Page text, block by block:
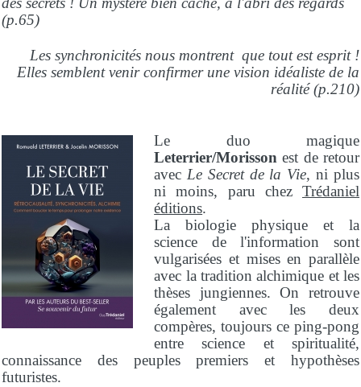
(p.65)
Les synchronicités nous montrent que tout est esprit !
Elles semblent venir confirmer une vision idéaliste de la
réalité (p.210)
Le duo magique
Leterrier/Morisson est de retour
avec Le Secret de la Vie, ni plus
ni moins, paru chez Trédaniel
éditions.
La biologie physique et la
science de l'information sont
vulgarisées et mises en parallèle
avec la tradition alchimique et les
thèses jungiennes. On retrouve
également avec les deux
compères, toujours ce ping-pong
entre science et spiritualité,
connaissance des peuples premiers et hypothèses
futuristes.